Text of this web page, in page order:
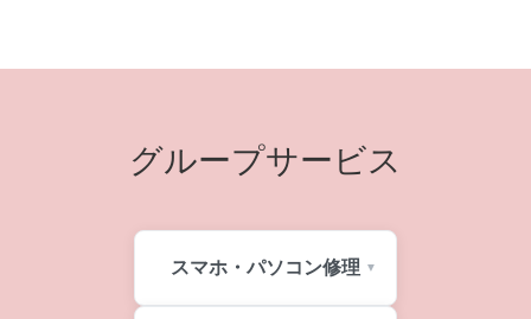
グループサービス
スマホ・パソコン修理